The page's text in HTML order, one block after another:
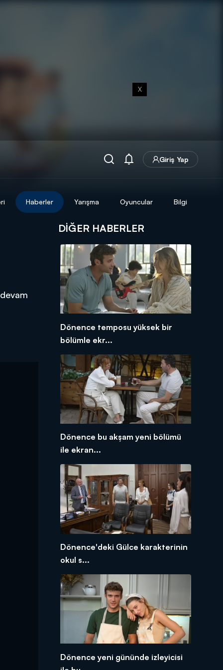
X
Giriş Yap
Haberler Yarışma Oyuncular Bilgi
DIĞER HABERLER
Dönence temposu yüksek bir
bölümle ekr...
Dönence bu akşam yeni bölümü
ile ekran...
Dönence'deki Gülce karakterinin
okul s...
Dönence yeni gününde izleyicisi